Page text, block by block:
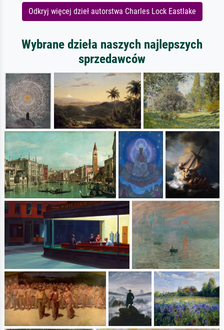
Odkryj więcej dzieł autorstwa Charles Lock Eastlake
Wybrane dzieła naszych najlepszych
sprzedawców